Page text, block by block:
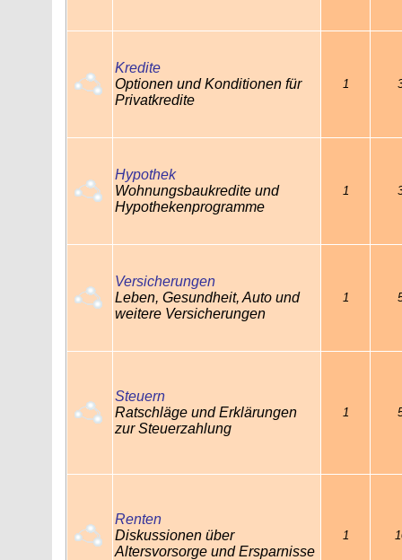
Kredite
Optionen und Konditionen für
Privatkredite
1
Hypothek
Wohnungsbaukredite und
Hypothekenprogramme
1
Versicherungen
Leben, Gesundheit, Auto und
weitere Versicherungen
1
Steuern
Ratschläge und Erklärungen
zur Steuerzahlung
1
Renten
Diskussionen über
Altersvorsorge und Ersparnisse
1